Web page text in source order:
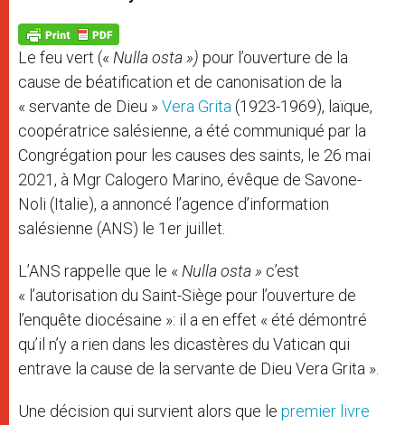
p
p
g
e
r
o
k
Le feu vert (« Nulla osta ») pour l’ouverture de la
cause de béatification et de canonisation de la
« servante de Dieu »Vera Grita (1923-1969), laïque,
coopératrice salésienne, a été communiqué par la
Congrégation pour les causes des saints, le 26 mai
2021, à Mgr Calogero Marino, évêque de Savone-
Noli (Italie), a annoncé l’agence d’information
salésienne (ANS) le 1er juillet.
L’ANS rappelle que le « Nulla osta » c’est
« l’autorisation du Saint-Siège pour l’ouverture de
l’enquête diocésaine »: il a en effet « été démontré
qu’il n’y a rien dans les dicastères du Vatican qui
entrave la cause de la servante de Dieu Vera Grita ».
Une décision qui survient alors que le premier livre